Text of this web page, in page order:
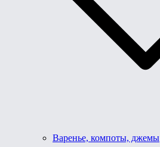
Варенье, компоты, джемы